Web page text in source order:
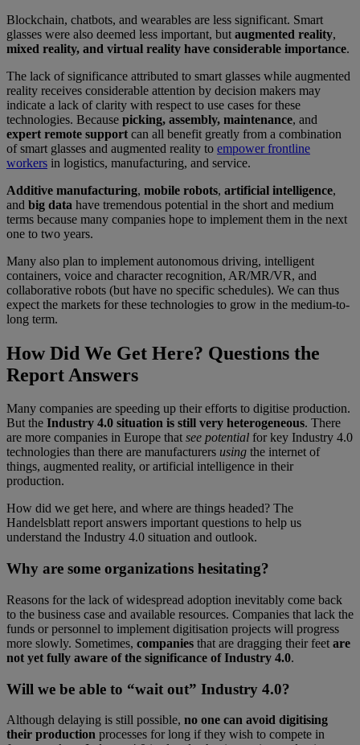
Blockchain, chatbots, and wearables are less significant. Smart
glasses were also deemed less important, but augmented reality,
mixed reality, and virtual reality have considerable importance.
The lack of significance attributed to smart glasses while augmented
reality receives considerable attention by decision makers may
indicate a lack of clarity with respect to use cases for these
technologies. Because picking, assembly, maintenance, and
expert remote support can all benefit greatly from a combination
of smart glasses and augmented reality to empower frontline
workers in logistics, manufacturing, and service.
Additive manufacturing, mobile robots, artificial intelligence,
and big data have tremendous potential in the short and medium
terms because many companies hope to implement them in the next
one to two years.
Many also plan to implement autonomous driving, intelligent
containers, voice and character recognition, AR/MR/VR, and
collaborative robots (but have no specific schedules). We can thus
expect the markets for these technologies to grow in the medium-to-
long term.
How Did We Get Here? Questions the
Report Answers
Many companies are speeding up their efforts to digitise production.
But the Industry 4.0 situation is still very heterogeneous. There
are more companies in Europe thatsee potential for key Industry 4.0
technologies than there are manufacturers using the internet of
things, augmented reality, or artificial intelligence in their
production.
How did we get here, and where are things headed? The
Handelsblatt report answers important questions to help us
understand the Industry 4.0 situation and outlook.
Why are some organizations hesitating?
Reasons for the lack of widespread adoption inevitably come back
to the business case and available resources. Companies that lack the
funds or personnel to implement digitisation projects will progress
more slowly. Sometimes, companies that are dragging their feet are
not yet fully aware of the significance of Industry 4.0.
Will we be able to “wait out” Industry 4.0?
Although delaying is still possible, no one can avoid digitising
their production processes for long if they wish to compete in